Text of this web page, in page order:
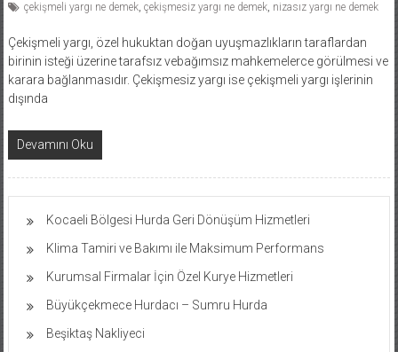
çekişmeli yargı ne demek, çekişmesiz yargı ne demek, nizasız yargı ne demek
Çekişmeli yargı, özel hukuktan doğan uyuşmazlıkların taraflardan
birinin isteği üzerine tarafsız vebağımsız mahkemelerce görülmesi ve
karara bağlanmasıdır. Çekişmesiz yargı ise çekişmeli yargı işlerinin
dışında
Devamını Oku
Kocaeli Bölgesi Hurda Geri Dönüşüm Hizmetleri
Klima Tamiri ve Bakımı ile Maksimum Performans
Kurumsal Firmalar İçin Özel Kurye Hizmetleri
Büyükçekmece Hurdacı – Sumru Hurda
Beşiktaş Nakliyeci